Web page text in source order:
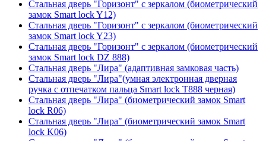
Стальная дверь "Горизонт" с зеркалом (биометрический
замок Smart lock Y12)
Стальная дверь "Горизонт" с зеркалом (биометрический
замок Smart lock Y23)
Стальная дверь "Горизонт" с зеркалом (биометрический
замок Smart lock DZ 888)
Стальная дверь "Лира" (адаптивная замковая часть)
Стальная дверь "Лира"(умная электронная дверная
ручка с отпечатком пальца Smart lock T888 черная)
Стальная дверь "Лира" (биометрический замок Smart
lock R06)
Стальная дверь "Лира" (биометрический замок Smart
lock K06)